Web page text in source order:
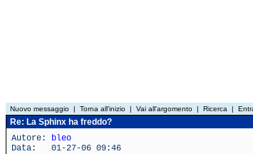
Nuovo messaggio | Torna all'inizio | Vai all'argomento | Ricerca |
Re: La Sphinx ha freddo?
Autore: bleo
Data: 01-27-06 09:46